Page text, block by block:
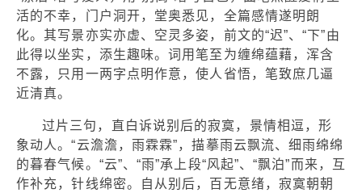
活的不幸，门户洞开，堂奥悉见，全篇感情遂明朗
化。其写景亦实亦虚、空灵多姿，前文的“迟”、“下”由
此得以坐实，添生趣味。词用笔至为缠绵蕴藉，浑含
不露，只用一两字点明作意，使人省悟，笔致庶几逼
近清真。
过片三句，直白诉说别后的寂寞，景情相逗，形
象动人。“云澹澹，雨霖霖”，描摹雨云飘流、细雨绵绵
的暮春气候。“云”、“雨”承上段“风起”、“飘泊”而来，互
作补充，针线绵密。自从别后，百无意绪，寂寞朝朝